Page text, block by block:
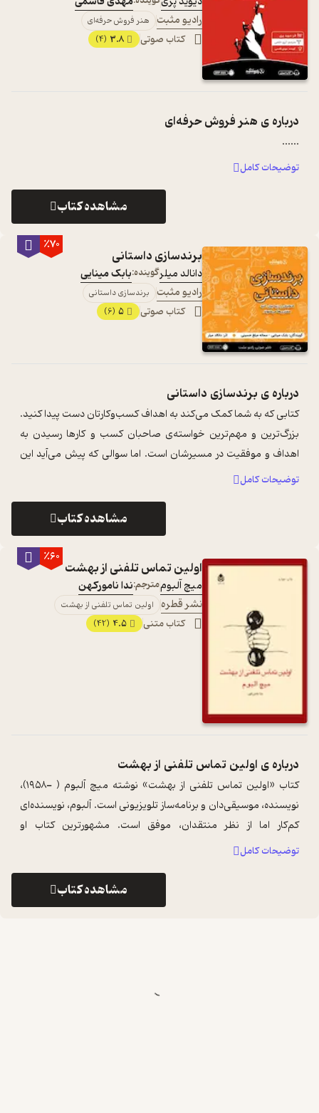
رادیو مثبت
هنر فروش حرفه‌ای
کتاب صوتی 3.8
(4)
درباره ی هنر فروش حرفه‌ای
...
...
توضیحات کامل
مشاهده کتاب
٪70
برندسازی داستانی
دانالد میلرگوینده:بابک مینایی
رادیو مثبت
برندسازی داستانی
کتاب صوتی 5
(6)
درباره ی برندسازی داستانی
کتابی که به شما کمک می‌کند به اهداف کسب‌وکارتان دست پیدا کنید.
بزرگ‌ترین و مهم‌ترین خواسته‌ی صاحبان کسب و کارها رسیدن به
اهداف و موفقیت در مسیرشان است. اما سوالی که پیش می‌آید این
است که یک صاحب کس ...
توضیحات کامل
مشاهده کتاب
٪60
اولین تماس تلفنی از بهشت
میچ آلبوممترجم:ندا نامورکهن
نشر قطره
اولین تماس تلفنی از بهشت
کتاب متنی 4.5
(42)
درباره ی اولین تماس تلفنی از بهشت
کتاب «اولین تماس تلفنی از بهشت» نوشته میچ آلبوم ( -۱۹۵۸)،
نویسنده، موسیقی‌دان و برنامه‌ساز تلویزیونی است. آلبوم، نویسنده‌ای
کم‌کار اما از نظر منتقدان، موفق است. مشهورترین کتاب او
«سه‌شنبه‌ها با موری» ...
توضیحات کامل
مشاهده کتاب